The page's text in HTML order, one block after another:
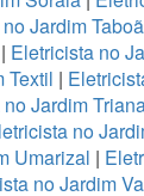
Jardim
| Eletricista no
Textil |
Jardim
no
Umarizal |
no Jardim